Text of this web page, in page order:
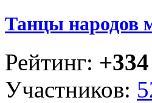
Танцы народов
Рейтинг: +334
Участников: